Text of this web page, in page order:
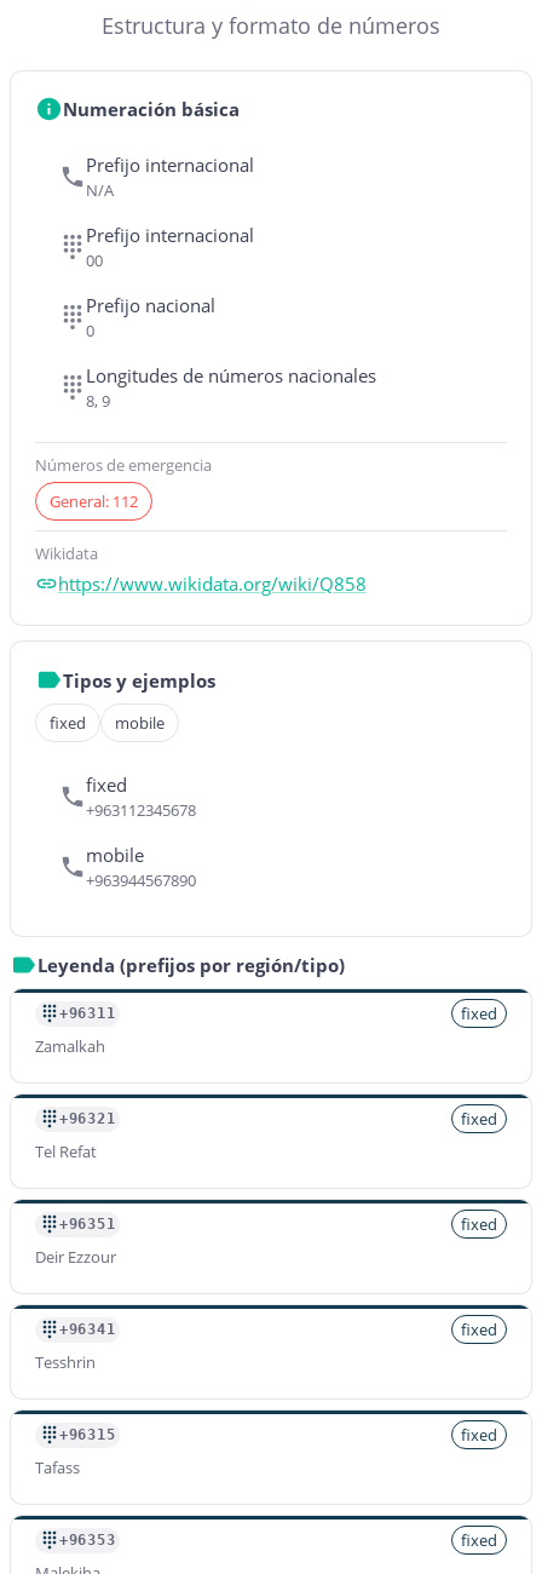
Estructura y formato de números
Numeración básica
Prefijo internacional
N/A
Prefijo internacional
00
Prefijo nacional
0
Longitudes de números nacionales
8, 9
Números de emergencia
General: 112
Wikidata
https://www.wikidata.org/wiki/Q858
Tipos y ejemplos
fixed mobile
fixed
+963112345678
mobile
+963944567890
Leyenda (prefijos por región/tipo)
+96311
fixed
Zamalkah
+96321
fixed
Tel Refat
+96351
fixed
Deir Ezzour
+96341
fixed
Tesshrin
+96315
fixed
Tafass
+96353
fixed